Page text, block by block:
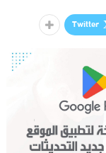
Twitter